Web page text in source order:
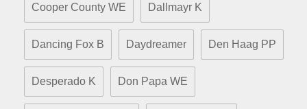
Cooper County WE Dallmayr K
Dancing Fox B Daydreamer Den Haag PP
Desperado K Don Papa WE